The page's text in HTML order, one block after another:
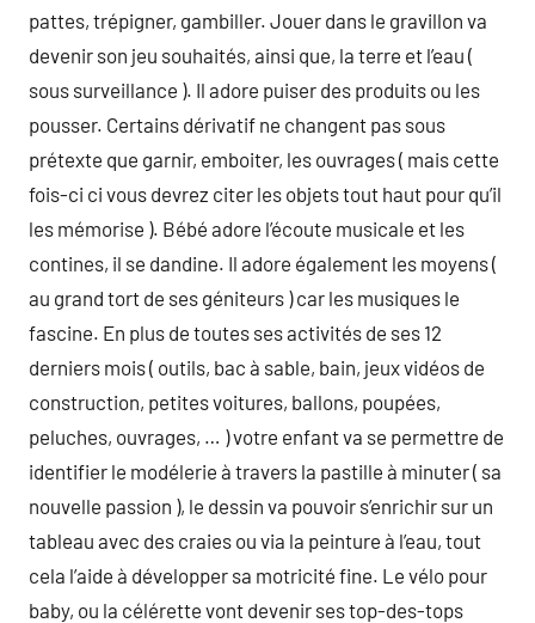
pattes, trépigner, gambiller. Jouer dans le gravillon va
devenir son jeu souhaités, ainsi que, la terre et l’eau (
sous surveillance ). Il adore puiser des produits ou les
pousser. Certains dérivatif ne changent pas sous
prétexte que garnir, emboiter, les ouvrages ( mais cette
fois-ci ci vous devrez citer les objets tout haut pour qu’il
les mémorise ). Bébé adore l’écoute musicale et les
contines, il se dandine. Il adore également les moyens (
au grand tort de ses géniteurs ) car les musiques le
fascine. En plus de toutes ses activités de ses 12
derniers mois ( outils, bac à sable, bain, jeux vidéos de
construction, petites voitures, ballons, poupées,
peluches, ouvrages, … ) votre enfant va se permettre de
identifier le modélerie à travers la pastille à minuter ( sa
nouvelle passion ), le dessin va pouvoir s’enrichir sur un
tableau avec des craies ou via la peinture à l’eau, tout
cela l’aide à développer sa motricité fine. Le vélo pour
baby, ou la célérette vont devenir ses top-des-tops